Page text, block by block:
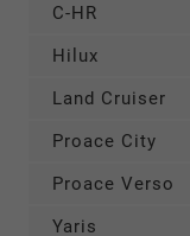
C-HR
Hilux
Land Cruiser
Proace City
Proace Verso
Yaris